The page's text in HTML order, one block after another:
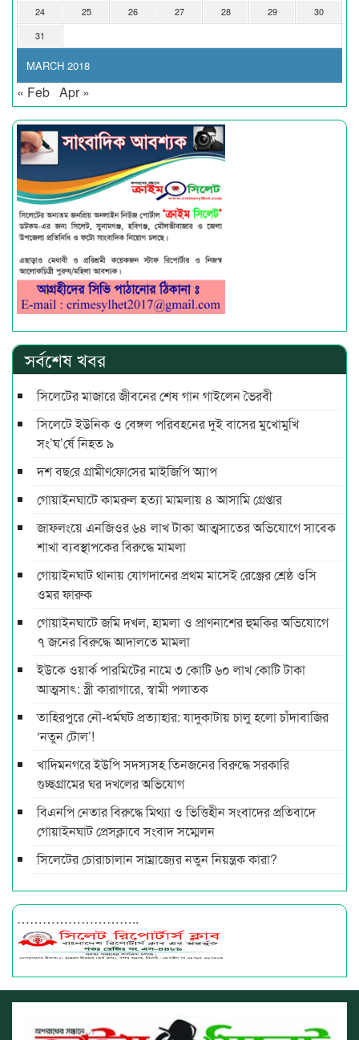
MARCH 2018
24
25 26 27 28 29
30
31
« Feb Apr »
সর্বশেষ খবর
সিলেটের মাজারে জীবনের শেষ গান গাইলেন ভৈরবী
সিলেটে ইউনিক ও বেঙ্গল পরিবহনের দুই বাসের মুখোমুখি
সং’ঘ’র্ষে নিহত ৯
দশ বছ‌রে গ্রামীণ‌ফো‌সের মাইজিপি অ্যাপ
গোয়াইনঘাটে কামরুল হত্যা মামলায় ৪ আসামি গ্রেপ্তার
জাফলংয়ে এনজিওর ৬৪ লাখ টাকা আত্মসাতের অভিযোগে সাবেক
শাখা ব্যবস্থাপকের বিরুদ্ধে মামলা
গোয়াইনঘাট থানায় যোগদানের প্রথম মাসেই রেঞ্জের শ্রেষ্ঠ ওসি
ওমর ফারুক
গোয়াইনঘাটে জমি দখল, হামলা ও প্রাণনাশের হুমকির অভিযোগে
৭ জনের বিরুদ্ধে আদালতে মামলা
ইউকে ওয়ার্ক পারমিটের নামে ৩ কোটি ৬০ লাখ কোটি টাকা
আত্মসাৎ: স্ত্রী কারাগারে, স্বামী পলাতক
তাহিরপুরে নৌ-ধর্মঘট প্রত্যাহার: যাদুকাটায় চালু হলো চাঁদাবাজির
‘নতুন টোল’!
খাদিমনগরে ইউপি সদস্যসহ তিনজনের বিরুদ্ধে সরকারি
গুচ্ছগ্রামের ঘর দখলের অভিযোগ
বিএনপি নেতার বিরুদ্ধে মিথ্যা ও ভিত্তিহীন সংবাদের প্রতিবাদে
গোয়াইনঘাট প্রেসক্লাবে সংবাদ সম্মেলন
সিলেটের চোরাচালান সাম্রাজ্যের নতুন নিয়ন্ত্রক কারা?
………………………..